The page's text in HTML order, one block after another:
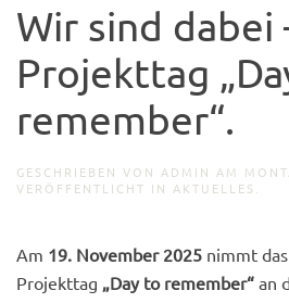
Wir sind dabei
Projekttag
remember“.
GESCHRIEBEN VON ADMIN AM
VERÖFFENTLICHT IN AKTUELLES
Am 19. November 2025 nimmt
Projekttag „Day to remember“ an